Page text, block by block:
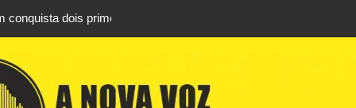
primeiros
conquistam três títulos europeus de Brazilian